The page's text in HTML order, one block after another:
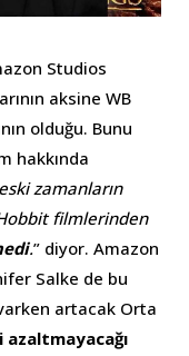
Studios
aksine WB
olduğu. Bunu
hakkında
zamanların
filmlerinden
.” diyor. Amazon
Salke de bu
artacak Orta